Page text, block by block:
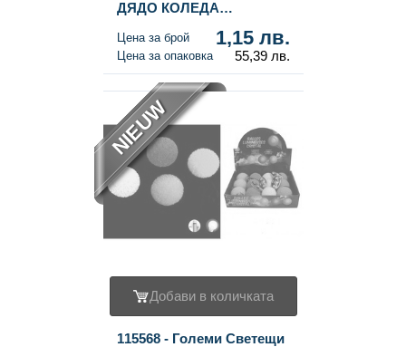
ДЯДО КОЛЕДА
Цена за брой 1,15 лв.
Цена за опаковка 55,39 лв.
NIEUW
Добави в количката
115568 - Големи Светещи